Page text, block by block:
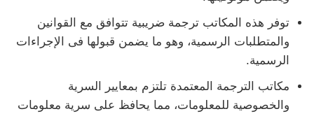
توفر هذه المكاتب ترجمة ضريبية تتوافق مع القوانين
والمتطلبات الرسمية، وهو ما يضمن قبولها فى الإجراءات
الرسمية.
مكاتب الترجمة المعتمدة تلتزم بمعايير السرية
والخصوصية للمعلومات، مما يحافظ على سرية معلومات